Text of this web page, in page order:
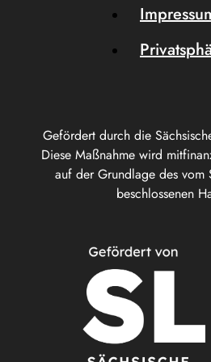
Gefördert durch die
Diese Maßnahme wird
auf der Grundlage des vom
beschlossenen